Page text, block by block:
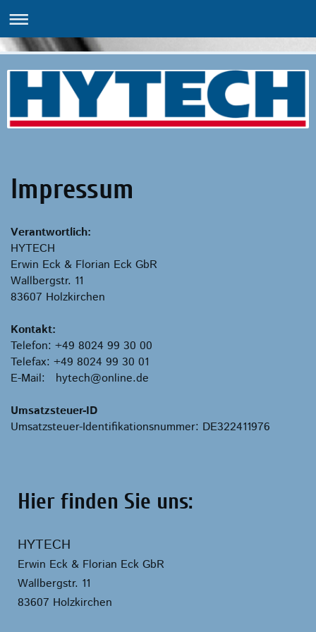
Impressum
Verantwortlich:
HYTECH
Erwin Eck & Florian Eck GbR
Wallbergstr. 11
83607 Holzkirchen
Kontakt:
Telefon: +49 8024 99 30 00
Telefax: +49 8024 99 30 01
E-Mail: hytech@online.de
Umsatzsteuer-ID
Umsatzsteuer-Identifikationsnummer: DE322411976
Hier finden Sie uns:
HYTECH
Erwin Eck & Florian Eck GbR
Wallbergstr. 11
83607 Holzkirchen